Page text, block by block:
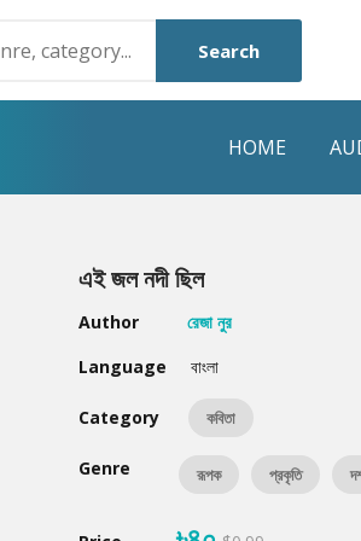
Search
HOME
Humayun Ahmed
Mouri Morium
এই জল নদী ছিল
Author
রেজা নুর
Language
বাংলা
Category কবিতা
Genre রূপক প্রকৃতি